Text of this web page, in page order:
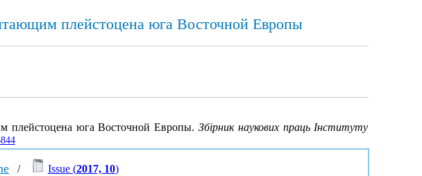
плейстоцена юга Восточной Европы
плейстоцена юга Восточной Европы. Збірник наукових праць Інституту
/ Issue (2017, 10)